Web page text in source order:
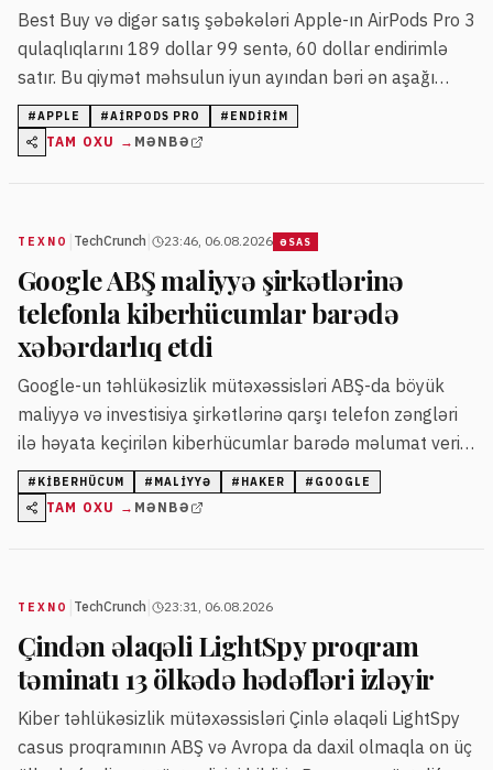
Best Buy və digər satış şəbəkələri Apple-ın AirPods Pro 3
qulaqlıqlarını 189 dollar 99 sentə, 60 dollar endirimlə
satır. Bu qiymət məhsulun iyun ayından bəri ən aşağı
qiymətidir.
#APPLE #AIRPODS PRO # ENDIRIM
TAM OXU → MƏNBƏ
TEXNO TechCrunch 23:46, 06.08.2026 ƏSAS
Google ABŞ maliyyə şirkətlərinə
telefonla kiberhücumlar barədə
xəbərdarlıq etdi
Google-un təhlükəsizlik mütəxəssisləri ABŞ-da böyük
maliyyə və investisiya şirkətlərinə qarşı telefon zəngləri
ilə həyata keçirilən kiberhücumlar barədə məlumat verib.
Hakerlər qurbanların şəxsi telefonlarına zəng edərək
onların giriş məlumatlarını ələ keçirməyə və pul tələb
etməyə çalışırlar.
# KIBERHÜCUM # MALIYYƏ # HAKER # GOOGLE
TAM OXU → MƏNBƏ
TEXNO TechCrunch 23:31, 06.08.2026
Çindən əlaqəli LightSpy proqram
təminatı 13 ölkədə hədəfləri izləyir
Kiber təhlükəsizlik mütəxəssisləri Çinlə əlaqəli LightSpy
casus proqramının ABŞ və Avropa da daxil olmaqla on üç